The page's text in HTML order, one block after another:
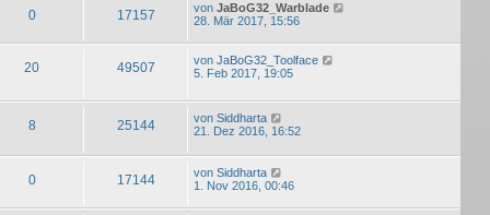
0 17157 von JaBoG32_Warblade
28. Mär 2017, 15:56
20 49507 von JaBoG32_Toolface
5. Feb 2017, 19:05
8 25144 von Siddharta
21. Dez 2016, 16:52
0 17144 von Siddharta
1. Nov 2016, 00:46